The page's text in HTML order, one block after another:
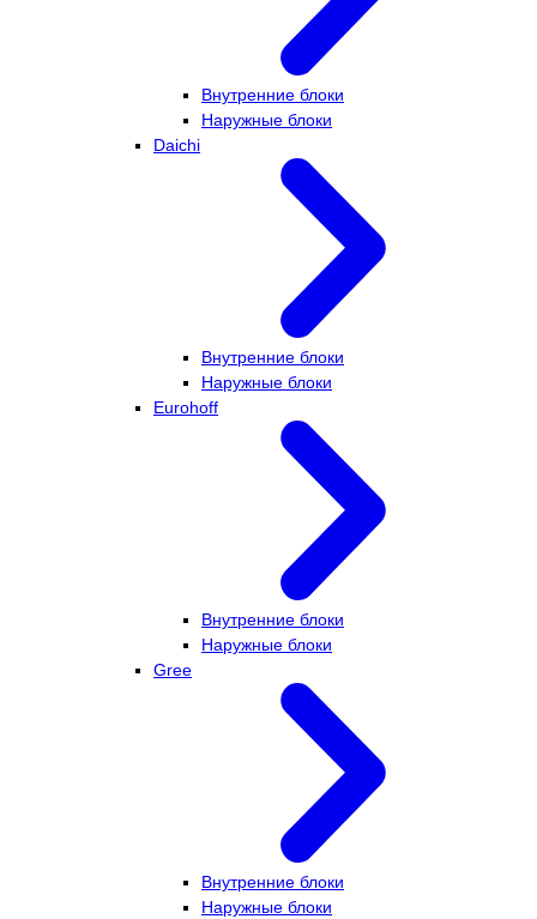
Внутренние блоки
Наружные блоки
Daichi
Внутренние блоки
Наружные блоки
Eurohoff
Внутренние блоки
Наружные блоки
Gree
Внутренние блоки
Наружные блоки